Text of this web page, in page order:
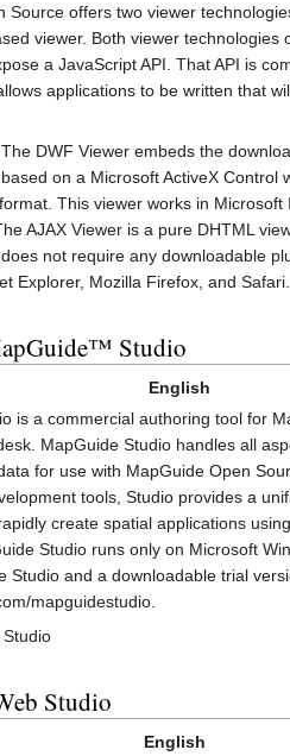
Source offers two viewer
viewer. Both viewer technologies
a JavaScript API. That API is
applications to be written that
DWF Viewer embeds the
on a Microsoft ActiveX Control
This viewer works in Microsoft
AJAX Viewer is a pure DHTML
not require any downloadable
Explorer, Mozilla Firefox, and Safari.
Studio
English
is a commercial authoring tool for
MapGuide Studio handles all
for use with MapGuide Open
tools, Studio provides a
create spatial applications
Studio runs only on Microsoft
Studio and a downloadable trial
mapguidestudio.
Studio
English